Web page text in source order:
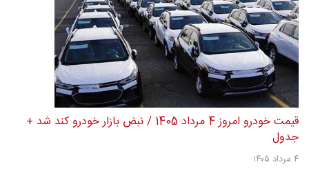
قیمت خودرو امروز 4 مرداد 1405 / نبض بازار خودرو کند شد +
جدول
۴ مرداد ۱۴۰۵